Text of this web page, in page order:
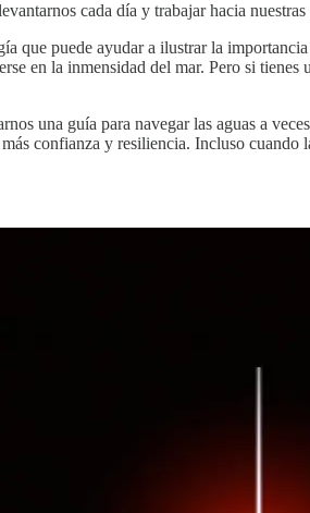
cada día y trabajar hacia nuestras
que puede ayudar a ilustrar la
en la inmensidad del mar. Pero si
una guía para navegar las aguas a
confianza y resiliencia. Incluso